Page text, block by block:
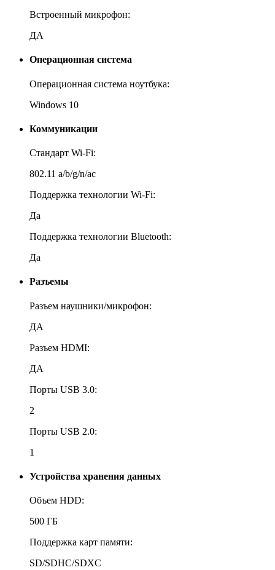
Встроенный микрофон:
ДА
Операционная система
Операционная система ноутбука:
Windows 10
Коммуникации
Стандарт Wi-Fi:
802.11 a/b/g/n/ac
Поддержка технологии Wi-Fi:
Да
Поддержка технологии Bluetooth:
Да
Разъемы
Разъем наушники/микрофон:
ДА
Разъем HDMI:
ДА
Порты USB 3.0:
2
Порты USB 2.0:
1
Устройства хранения данных
Объем HDD:
500 ГБ
Поддержка карт памяти:
SD/SDHC/SDXC